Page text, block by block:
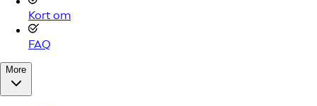
Kort om
FAQ
More